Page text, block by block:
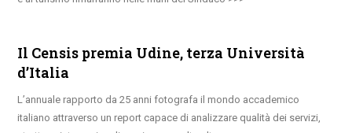
Il Censis premia Udine, terza Università
d’Italia
L’annuale rapporto da 25 anni fotografa il mondo accademico
italiano attraverso un report capace di analizzare qualità dei servizi,